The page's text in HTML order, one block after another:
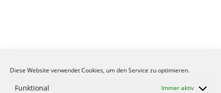
Diese Website verwendet Cookies, um den Service zu optimieren.
Funktional Immer aktiv